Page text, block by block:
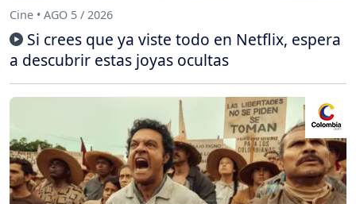
Cine • AGO 5 / 2026
Si crees que ya viste todo en Netflix, espera
a descubrir estas joyas ocultas